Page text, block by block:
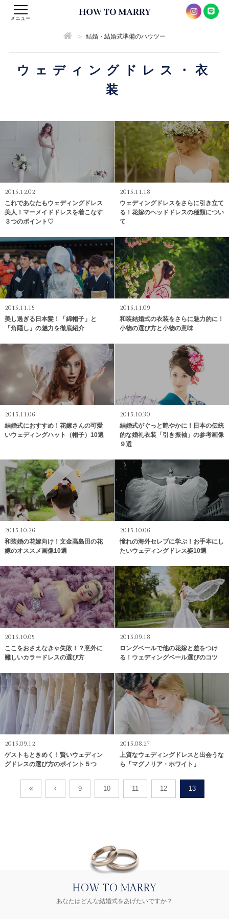
メニュー
> 結婚・結婚式準備のハウツー
ウェディングドレス・衣
装
2015.12.02
これであなたもウェディングドレス
美人！マーメイドドレスを着こなす
３つのポイント♡
2015.11.18
ウェディングドレスをさらに引き立て
る！花嫁のヘッドドレスの種類につい
て
2015.11.15
美し過ぎる日本髪！「綿帽子」と
「角隠し」の魅力を徹底紹介
2015.11.09
和装結婚式の衣装をさらに魅力的に！
小物の選び方と小物の意味
2015.11.06
結婚式におすすめ！花嫁さんの可愛
いウェディングハット（帽子）10選
2015.10.30
結婚式がぐっと艶やかに！日本の伝統
的な婚礼衣装「引き振袖」の参考画像
９選
2015.10.26
和装婚の花嫁向け！文金高島田の花
嫁のオススメ画像10選
2015.10.06
憧れの海外セレブに学ぶ！お手本にし
たいウェディングドレス姿10選
2015.10.05
ここをおさえなきゃ失敗！？意外に
難しいカラードレスの選び方
2015.09.18
ロングベールで他の花嫁と差をつけ
る！ウェディングベール選びのコツ
2015.09.12
ゲストもときめく！賢いウェディン
グドレスの選び方のポイント５つ
2015.08.27
上質なウェディングドレスと出会うな
ら「マグノリア・ホワイト」
9 10 11 12 13
HOW TO MARRY
あなたはどんな結婚式をあげたいですか？